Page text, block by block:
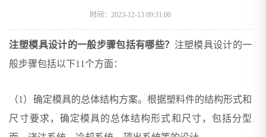
时间：2023-12-13 09:31:00
注塑模具设计的一般步骤包括有哪些？ 注塑模具设计的一
般步骤包括以下11个方面：
（1）确定模具的总体结构方案。根据塑料件的结构形式和
尺寸要求，确定模具的总体结构形式和尺寸，包括分型